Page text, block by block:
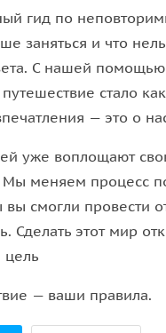
— самых
VR-
.
гид по
заняться и что
С нашей помощью
стало
— это о
уже воплощают
Мы меняем процесс
смогли провести
Сделать этот мир
цель
— ваши правила.